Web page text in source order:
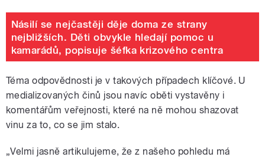
Násilí se nejčastěji děje doma ze strany
nejbližších. Děti obvykle hledají pomoc u
kamarádů, popisuje šéfka krizového centra
Téma odpovědnosti je v takových případech klíčové. U
medializovaných činů jsou navíc oběti vystavěny i
komentářům veřejnosti, které na ně mohou shazovat
vinu za to, co se jim stalo.
„Velmi jasně artikulujeme, že z našeho pohledu má